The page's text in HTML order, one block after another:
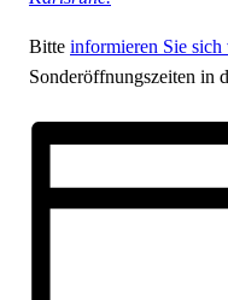
Bitte informieren Sie
Sonderöffnungszeiten in